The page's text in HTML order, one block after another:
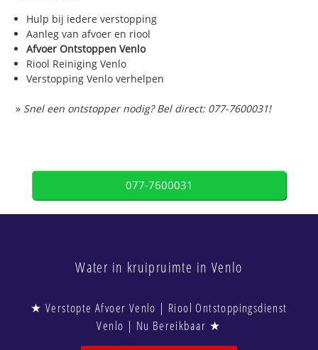
Hulp bij iedere verstopping
Aanleg van afvoer en riool
Afvoer Ontstoppen Venlo
Riool Reiniging Venlo
Verstopping Venlo verhelpen
» Snel een ontstopper nodig? Bel direct: 077-7600031!
077-7600031
Water in kruipruimte in Venlo
★ Verstopte Afvoer Venlo | Riool Ontstoppingsdienst
Venlo | Nu Bereikbaar ★